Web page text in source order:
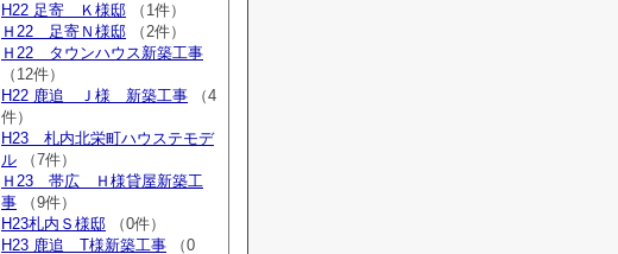
H22 足寄 Ｋ様邸 （1件）
Ｈ22 足寄Ｎ様邸 （2件）
Ｈ22 タウンハウス新築工事
（12件）
H22 鹿追 Ｊ様 新築工事 （4
件）
H23 札内北栄町ハウステモデ
ル （7件）
Ｈ23 帯広 Ｈ様貸屋新築工
事 （9件）
H23札内Ｓ様邸 （0件）
H23 鹿追 T様新築工事 （0